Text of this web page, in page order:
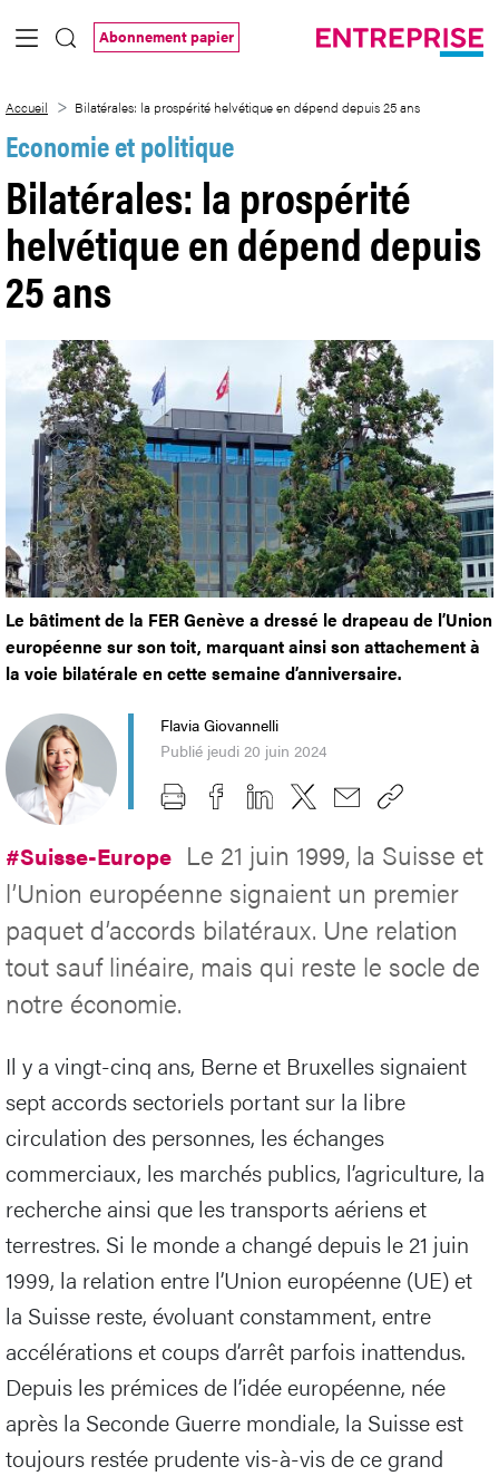
Saut au contenu principal
Abonnement papier
Accueil Bilatérales: la prospérité helvétique en dépend depuis 25 ans
Economie et politique
Bilatérales: la prospérité
helvétique en dépend depuis
25 ans
Le bâtiment de la FER Genève a dressé le drapeau de l’Union
européenne sur son toit, marquant ainsi son attachement à
la voie bilatérale en cette semaine d’anniversaire.
Flavia Giovannelli
Publié jeudi 20 juin 2024
#Suisse-Europe Le 21 juin 1999, la Suisse et
l’Union européenne signaient un premier
paquet d’accords bilatéraux. Une relation
tout sauf linéaire, mais qui reste le socle de
notre économie.
Il y a vingt-cinq ans, Berne et Bruxelles signaient
sept accords sectoriels portant sur la libre
circulation des personnes, les échanges
commerciaux, les marchés publics, l’agriculture, la
recherche ainsi que les transports aériens et
terrestres. Si le monde a changé depuis le 21 juin
1999, la relation entre l’Union européenne (UE) et
la Suisse reste, évoluant constamment, entre
accélérations et coups d’arrêt parfois inattendus.
Depuis les prémices de l’idée européenne, née
après la Seconde Guerre mondiale, la Suisse est
toujours restée prudente vis-à-vis de ce grand